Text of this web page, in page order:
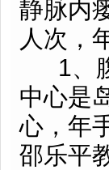
静脉内
人次，
1、
中心是
心，年
邵乐平